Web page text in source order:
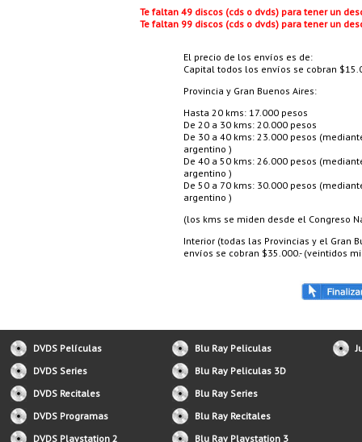
Te faltan 49 discos (cds o dvds) para tener un
Te faltan 99 discos (cds o dvds) para tener un
El precio de los envíos es de:
Capital todos los envíos se cobran
Provincia y Gran Buenos Aires:
Hasta 20 kms: 17.000 pesos
De 20 a 30 kms: 20.000 pesos
De 30 a 40 kms: 23.000 pesos
argentino )
De 40 a 50 kms: 26.000 pesos
argentino )
De 50 a 70 kms: 30.000 pesos
argentino )
(los kms se miden desde el Congreso
Interior (todas las Provincias y el Gran
envíos se cobran $35.000.- (veintidos
DVDS Películas
DVDS Series
DVDS Recitales
DVDS Programas
DVDS Playstation 2
Blu Ray Peliculas
Blu Ray Peliculas 3D
Blu Ray Series
Blu Ray Recitales
Blu Ray Playstation 3